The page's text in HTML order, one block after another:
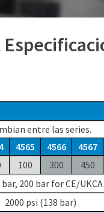
entre las series.
4565 4566 4567
100 300 450
200 bar for CE/
2000 psi (138 bar)